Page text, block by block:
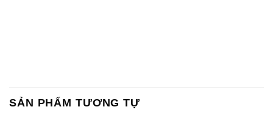
SẢN PHẨM TƯƠNG TỰ